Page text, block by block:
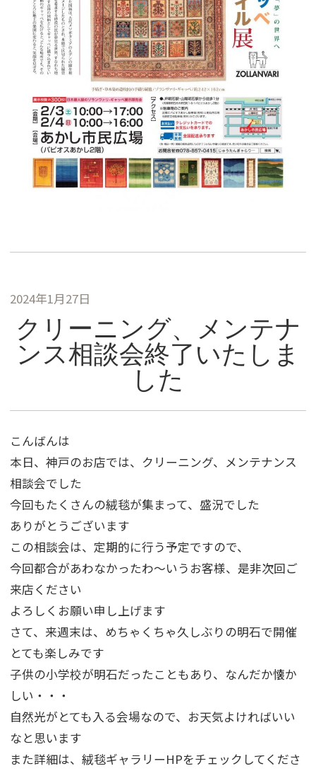
2024年1月27日
クリーニング、メンテナ
ンス相談会終了いたしま
した
こんばんは
本日、神戸のお店では、クリーニング、メンテナンス
相談会でした
今回もたくさんの絨毯が集まって、盛況でした
ありがとうございます
この相談会は、定期的に行う予定ですので、
今回都合があわなかったわ～いうお客様、是非次回ご
来店ください
よろしくお願い申し上げます
さて、来週末は、めちゃくちゃ久しぶりの明石で開催
とても楽しみです
子供の小学校が明石だったこともあり、なんだか懐か
しい・・・
自然光がとても入る会場なので、お天気よければいい
なと思います
また詳細は、絨毯ギャラリーHPをチェックしてくださ